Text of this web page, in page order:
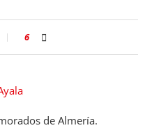
6
de Almería.